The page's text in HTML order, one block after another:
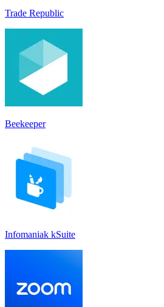
Trade Republic
Beekeeper
Infomaniak kSuite